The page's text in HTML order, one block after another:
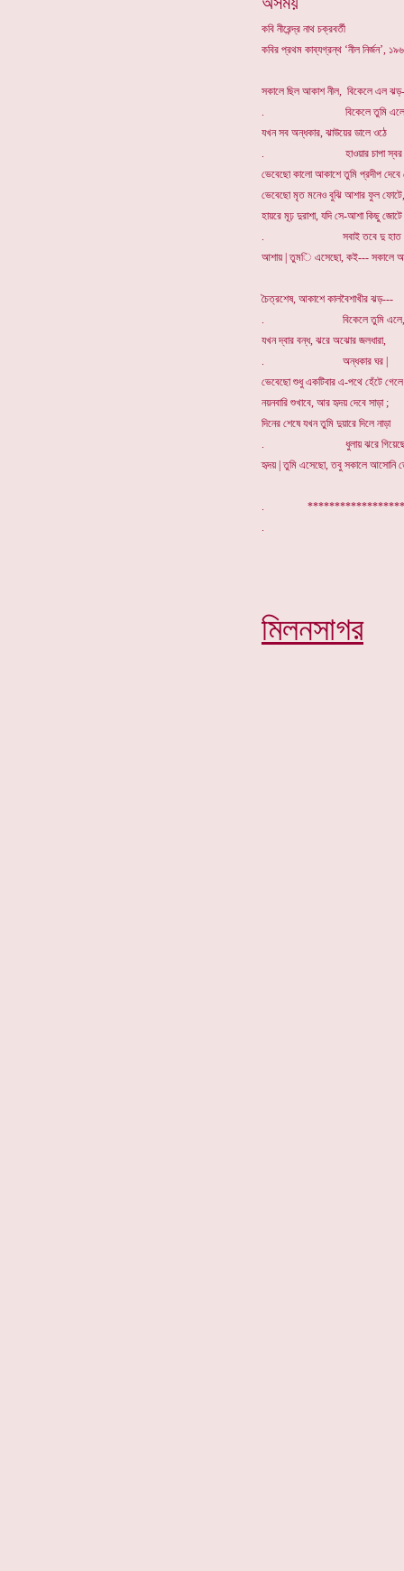
কবি নীরেন্দ্র নাথ চক্রবর্তী
কবির প্রথম কাব্যগ্রন্থ ‘নীল নির্জন’,
সকালে ছিল আকাশ নীল, বিকেলে এল
. বিকেলে তুমি
যখন সব অন্ধকার, ঝাউয়ের ডালে ওঠে
. হাওয়ার চাপা স্বর
ভেবেছো কালো আকাশে তুমি প্রদীপ দেবে
ভেবেছো মৃত মনেও বুঝি আশার ফুল ফোটে,
হায়রে মূঢ় দুরাশা, যদি সে-আশা কিছু জোটে
. সবাই তবে দু হাত
আশায় | তুমি এসেছো, কই--- সকালে
চৈত্রশেষ, আকাশে কালবৈশাখীর ঝড়---
. বিকেলে তুমি এলে,
যখন দ্বার বন্ধ, ঝরে অঝোর জলধারা,
. অন্ধকার ঘর |
ভেবেছো শুধু একটিবার এ-পথে হেঁটে গেলে
নয়নবারি শুখাবে, আর হৃদয় দেবে সাড়া ;
দিনের শেষে যখন তুমি দুয়ারে দিলে নাড়া
. ধুলায় ঝরে গিয়েছে
হৃদয় | তুমি এসেছো, তবু সকালে আসোনি
.
মিলনসাগর